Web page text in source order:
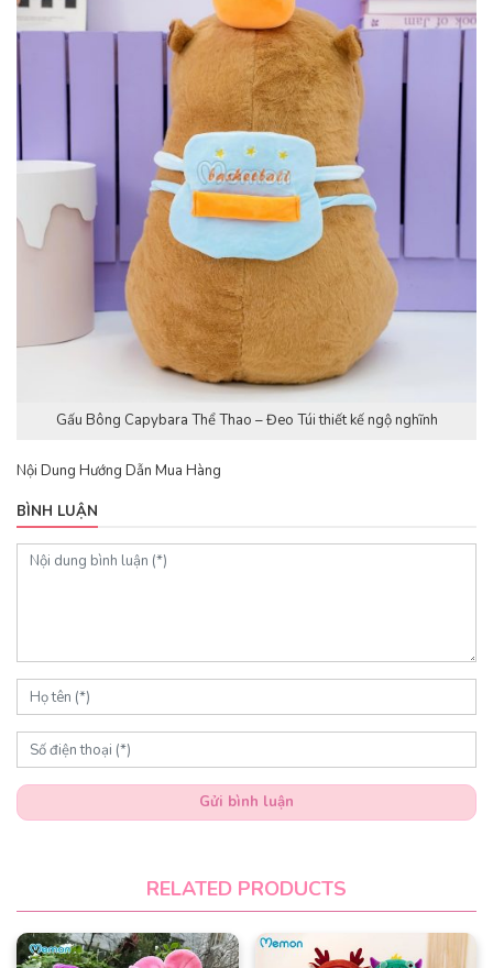
Gấu Bông Capybara Thể Thao – Đeo Túi thiết kế ngộ nghĩnh
Nội Dung Hướng Dẫn Mua Hàng
BÌNH LUẬN
Gửi bình luận
RELATED PRODUCTS